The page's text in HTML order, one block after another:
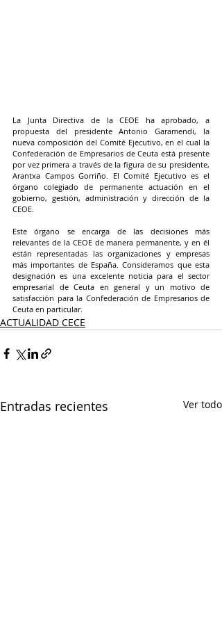
La Junta Directiva de la CEOE ha aprobado, a
propuesta del presidente Antonio Garamendi, la
nueva composición del Comité Ejecutivo, en el cual la
Confederación de Empresarios de Ceuta está presente
por vez primera a través de la figura de su presidente,
Arantxa Campos Gorriño. El Comité Ejecutivo es el
órgano colegiado de permanente actuación en el
gobierno, gestión, administración y dirección de la
CEOE.
Este órgano se encarga de las decisiones más
relevantes de la CEOE de manera permanente, y en él
están representadas las organizaciones y empresas
más importantes de España. Consideramos que esta
designación es una excelente noticia para el sector
empresarial de Ceuta en general y un motivo de
satisfacción para la Confederación de Empresarios de
Ceuta en particular.
ACTUALIDAD CECE
Entradas recientes Ver todo